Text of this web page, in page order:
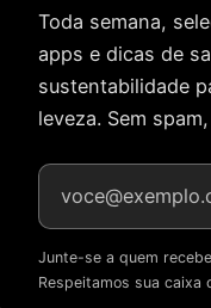
Toda semana,
apps e dicas de
sustentabilidade
leveza. Sem
Endereço de e-mail
Junte-se a quem
Respeitamos sua caixa